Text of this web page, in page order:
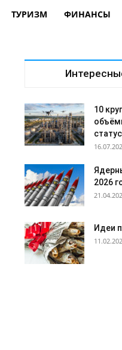
ТУРИЗМ ФИНАНСЫ
10
2026
Идеи